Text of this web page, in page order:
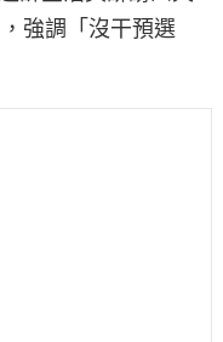
強調「沒干預選